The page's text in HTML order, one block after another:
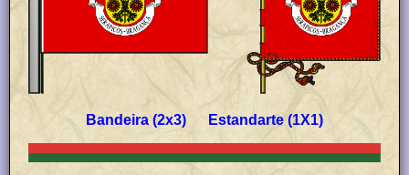
Bandeira (2x3) Estandarte (1X1)